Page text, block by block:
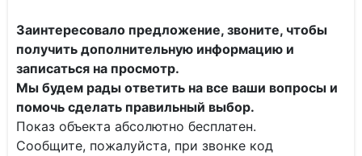
Заинтересовало предложение, звоните, чтобы
получить дополнительную информацию и
записаться на просмотр.
Мы будем рады ответить на все ваши вопросы и
помочь сделать правильный выбор.
Показ объекта абсолютно бесплатен.
Сообщите, пожалуйста, при звонке код